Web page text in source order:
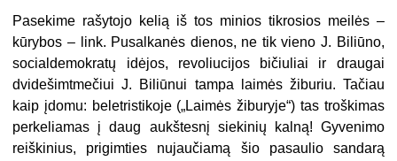
Pasekime rašytojo kelią iš tos minios tikrosios meilės –
kūrybos – link. Pusalkanės dienos, ne tik vieno J. Biliūno,
socialdemokratų idėjos, revoliucijos bičiuliai ir draugai
dvidešimtmečiui J. Biliūnui tampa laimės žiburiu. Tačiau
kaip įdomu: beletristikoje („Laimės žiburyje“) tas troškimas
perkeliamas į daug aukštesnį siekinių kalną! Gyvenimo
reiškinius, prigimties nujaučiamą šio pasaulio sandarą